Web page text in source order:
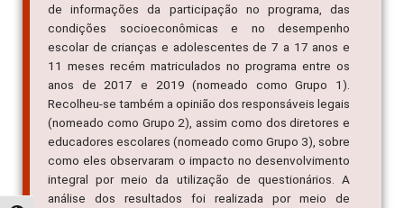
de informações da participação no programa, das
condições socioeconômicas e no desempenho
escolar de crianças e adolescentes de 7 a 17 anos e
11 meses recém matriculados no programa entre os
anos de 2017 e 2019 (nomeado como Grupo 1).
Recolheu-se também a opinião dos responsáveis legais
(nomeado como Grupo 2), assim como dos diretores e
educadores escolares (nomeado como Grupo 3), sobre
como eles observaram o impacto no desenvolvimento
integral por meio da utilização de questionários. A
análise dos resultados foi realizada por meio de